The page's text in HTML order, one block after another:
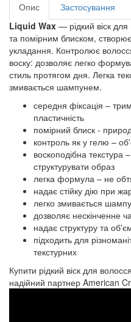
Опис Застосування
Liquid Wax — рідкий віск
та помірним блиском,
укладання. Контролює
воску: дозволяє легко
стиль протягом дня. Легка
змивається шампунем.
середня фіксація –
пластичність
помірний блиск -
контроль як у гелю –
воскоподібна
структурувати образ
легка формула – не
надає стійку дію при
легко змивається
дозволяє нескінченне
надає структуру та
підходить для
текстурних
Купити рідкий віск для
надійний партнер American